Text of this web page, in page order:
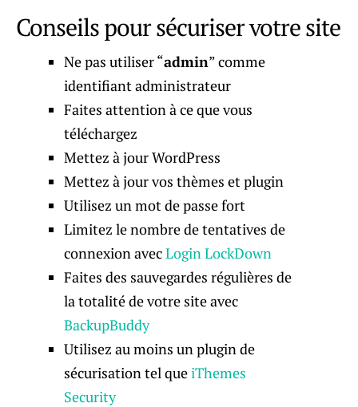
Conseils pour sécuriser votre site
Ne pas utiliser “admin” comme
identifiant administrateur
Faites attention à ce que vous
téléchargez
Mettez à jour WordPress
Mettez à jour vos thèmes et plugin
Utilisez un mot de passe fort
Limitez le nombre de tentatives de
connexion avecLogin LockDown
Faites des sauvegardes régulières de
la totalité de votre site avec
BackupBuddy
Utilisez au moins un plugin de
sécurisation tel queiThemes
Security